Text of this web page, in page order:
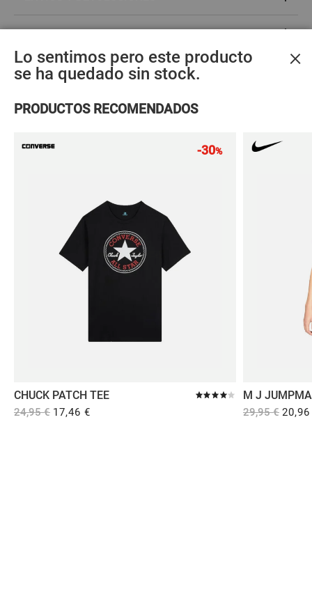
ACCESORIOS MÁS VENDIDOS
Calcetines
adidas
LINER SOCKS 3P
Calcetines
adidas
1/4 SOCKS 3P
×
Lo sentimos pero este producto
se ha quedado sin stock.
PRODUCTOS RECOMENDADOS
-30%
CHUCK PATCH TEE
24,95 € 17,46 €
M J
29,95 €